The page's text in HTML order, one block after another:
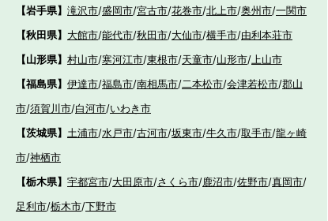
【岩手県】 滝沢市/盛岡市/宮古市/花巻市/北上市/奥州市/一関市
【秋田県】 大館市/能代市/秋田市/大仙市/横手市/由利本荘市
【山形県】 村山市/寒河江市/東根市/天童市/山形市/上山市
【福島県】 伊達市/福島市/南相馬市/二本松市/会津若松市/郡山
市/須賀川市/白河市/いわき市
【茨城県】 土浦市/水戸市/古河市/坂東市/牛久市/取手市/龍ヶ崎
市/神栖市
【栃木県】 宇都宮市/大田原市/さくら市/鹿沼市/佐野市/真岡市/
足利市/栃木市/下野市